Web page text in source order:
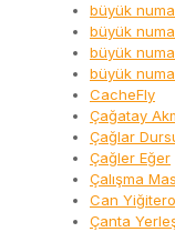
büyük
büyük
büyük
büyük
CacheFly
Çağatay
Çağlar
Çağler Eğer
Çalışma
Can
Çanta